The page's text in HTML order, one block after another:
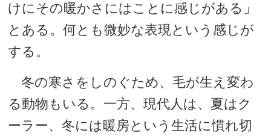
けにその暖かさにはことに感じがある」
とある。何とも微妙な表現という感じが
する。
冬の寒さをしのぐため、毛が生え変わ
る動物もいる。一方、現代人は、夏はク
ーラー、冬には暖房という生活に慣れ切